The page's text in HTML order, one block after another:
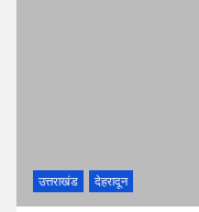
उत्तराखंड देहरादून